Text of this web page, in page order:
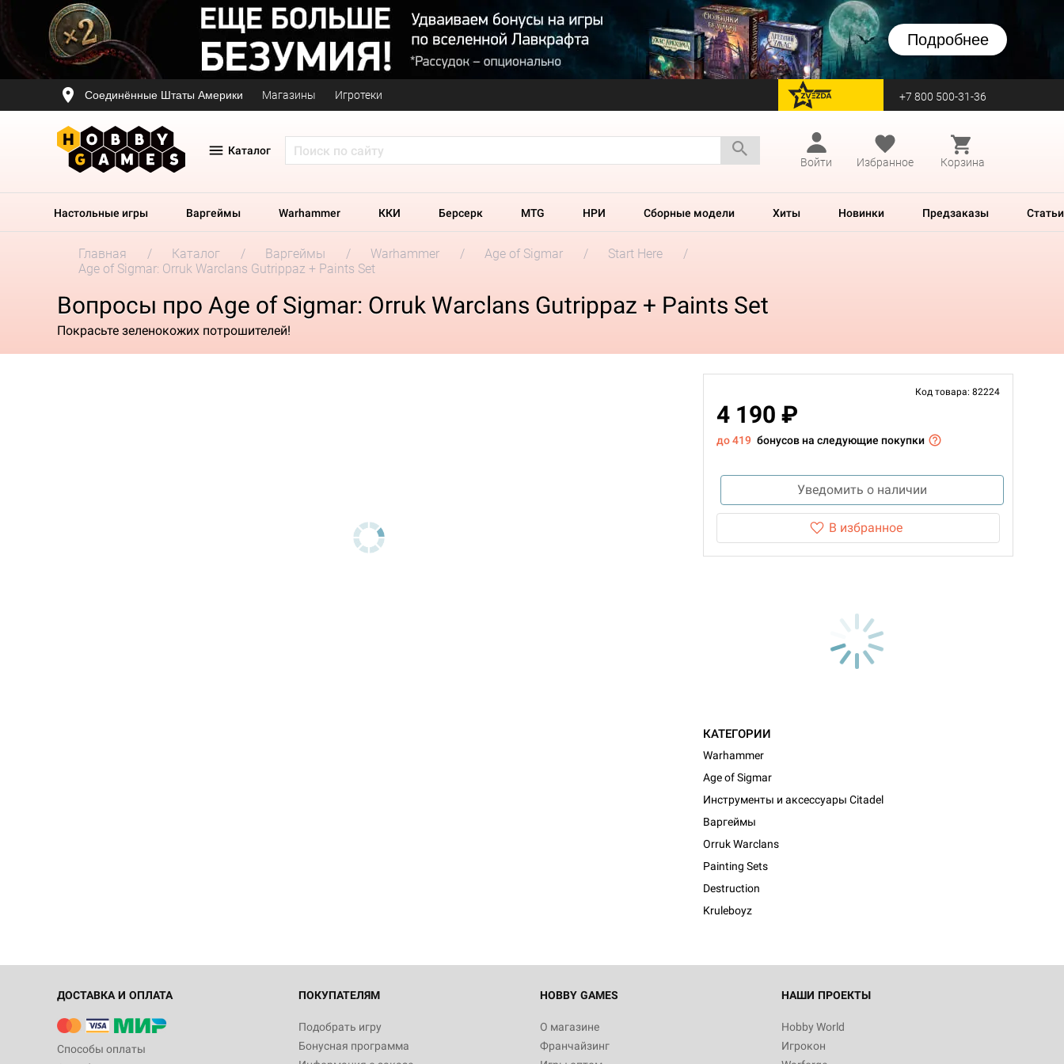
Подробнее
Соединённые Штаты Америки Магазины Игротеки перейти на Zvezda +7 800 500-31-36
Каталог
Войти
Избранное Корзина
Настольные игры Варгеймы Warhammer ККИ Берсерк MTG НРИ Сборные модели Хиты Новинки Предзаказы Статьи
Главная Каталог Варгеймы Warhammer Age of Sigmar
Start Here
Age of Sigmar: Orruk Warclans Gutrippaz + Paints Set
Вопросы про Age of Sigmar: Orruk Warclans Gutrippaz + Paints Set
Покрасьте зеленокожих потрошителей!
Код товара: 82224
4 190 ₽
до 419 бонусов на следующие покупки
Уведомить о наличии
В избранное
КАТЕГОРИИ
Warhammer
Age of Sigmar
Инструменты и аксессуары Citadel
Варгеймы
Orruk Warclans
Painting Sets
Destruction
Kruleboyz
ДОСТАВКА И ОПЛАТА
Способы оплаты
ПОКУПАТЕЛЯМ
Подобрать игру
Бонусная программа
HOBBY GAMES
О магазине
Франчайзинг
НАШИ ПРОЕКТЫ
Hobby World
Игрокон